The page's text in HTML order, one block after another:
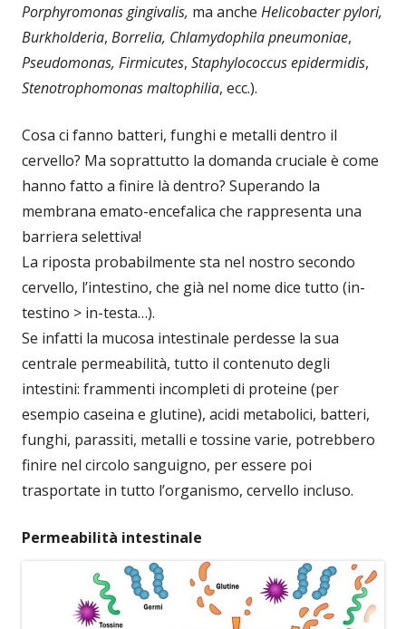
Porphyromonas gingivalis, ma anche Helicobacter pylori,
Burkholderia, Borrelia, Chlamydophila pneumoniae,
Pseudomonas, Firmicutes, Staphylococcus epidermidis,
Stenotrophomonas maltophilia, ecc.).
Cosa ci fanno batteri, funghi e metalli dentro il
cervello? Ma soprattutto la domanda cruciale è come
hanno fatto a finire là dentro? Superando la
membrana emato-encefalica che rappresenta una
barriera selettiva!
La riposta probabilmente sta nel nostro secondo
cervello, l’intestino, che già nel nome dice tutto (in-
testino > in-testa…).
Se infatti la mucosa intestinale perdesse la sua
centrale permeabilità, tutto il contenuto degli
intestini: frammenti incompleti di proteine (per
esempio caseina e glutine), acidi metabolici, batteri,
funghi, parassiti, metalli e tossine varie, potrebbero
finire nel circolo sanguigno, per essere poi
trasportate in tutto l’organismo, cervello incluso.
Permeabilità intestinale